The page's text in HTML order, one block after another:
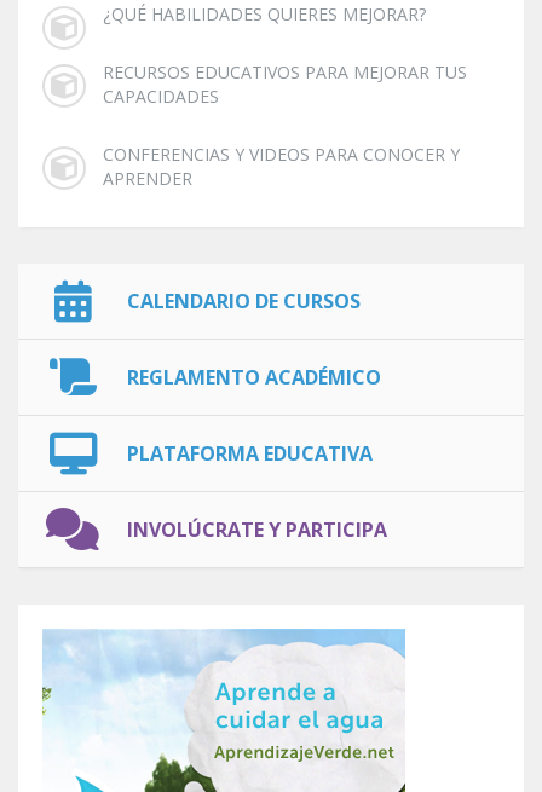
¿QUÉ HABILIDADES QUIERES MEJORAR?
RECURSOS EDUCATIVOS PARA MEJORAR TUS
CAPACIDADES
CONFERENCIAS Y VIDEOS PARA CONOCER Y
APRENDER
CALENDARIO DE CURSOS
REGLAMENTO ACADÉMICO
PLATAFORMA EDUCATIVA
INVOLÚCRATE Y PARTICIPA